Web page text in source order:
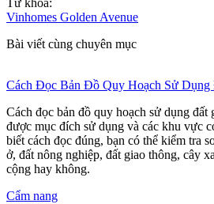
Từ khoá:
Vinhomes Golden Avenue
Bài viết cùng chuyên mục
Cách Đọc Bản Đồ Quy Hoạch Sử
Cách đọc bản đồ quy hoạch sử dụng đất
được mục đích sử dụng và các khu vực
biết cách đọc đúng, bạn có thể kiểm tra
ở, đất nông nghiệp, đất giao thông, cây
cộng hay không.
Cẩm nang